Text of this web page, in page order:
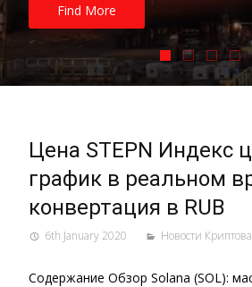
Find More
Цена STEPN Индекс
график в реальном
конвертация в RUB
6th January 2020 Новости
Содержание Обзор Solana (SOL):